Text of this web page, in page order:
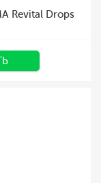
Revital Drops